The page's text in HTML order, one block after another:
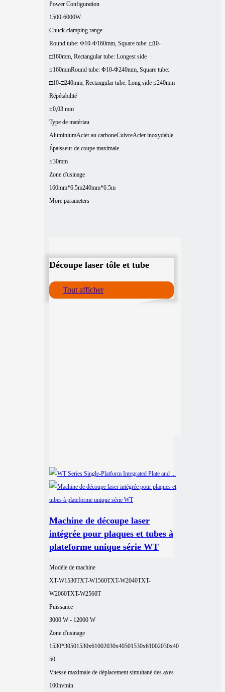
Power Configuration
1500-6000W
Chuck clamping range
Round tube: Φ10-Φ160mm, Square tube: □10-
□160mm, Rectangular tube: Longest side
≤160mmRound tube: Φ10-Φ240mm, Square tube:
□10-□240mm, Rectangular tube: Long side ≤240mm
Répétabilité
±0,03 mm
Type de matériau
AluminiumAcier au carboneCuivreAcier inoxydable
Épaisseur de coupe maximale
≤30mm
Zone d'usinage
160mm*6.5m240mm*6.5m
More parameters
Découpe laser tôle et tube
Tout afficher
Machine de découpe laser
intégrée pour plaques et tubes à
plateforme unique série WT
Modèle de machine
XT-W1530TXT-W1560TXT-W2040TXT-
W2060TXT-W2560T
Puissance
3000 W - 12000 W
Zone d'usinage
1530*30501530x61002030x40501530x61002030x40
50
Vitesse maximale de déplacement simultané des axes
100m/min